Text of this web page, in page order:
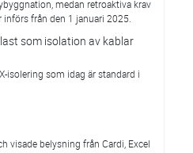
medan retroaktiva krav
från den 1 januari 2025.
som isolation av kablar
isolering som idag är standard i
visade belysning från Cardi, Excel